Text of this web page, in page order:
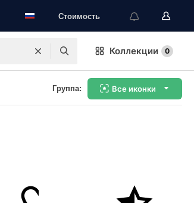
Стоимость
Коллекции 0
Группа: Все иконки